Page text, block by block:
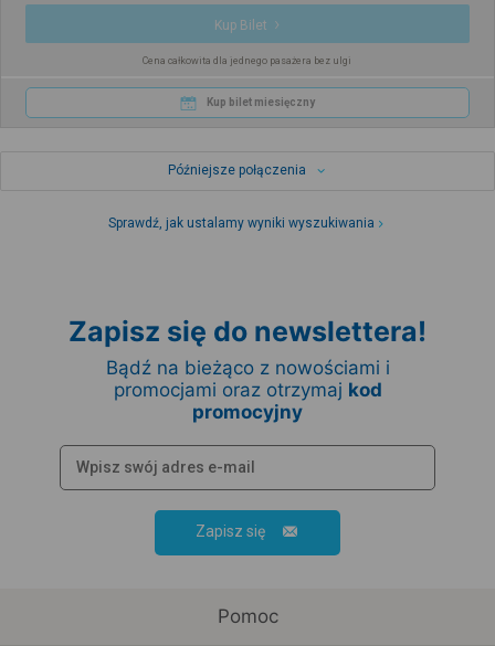
Kup Bilet
Cena całkowita dla jednego pasażera bez ulgi
Kup bilet miesięczny
Późniejsze połączenia
Sprawdź, jak ustalamy wyniki wyszukiwania
Zapisz się do newslettera!
Bądź na bieżąco z nowościami i
promocjami oraz otrzymaj kod
promocyjny
Zapisz się
Pomoc